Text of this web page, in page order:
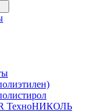
ТехноНИКОЛЬ